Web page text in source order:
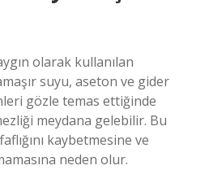
olarak kullanılan
suyu, aseton ve gider
gözle temas ettiğinde
meydana gelebilir. Bu
kaybetmesine ve
neden olur.